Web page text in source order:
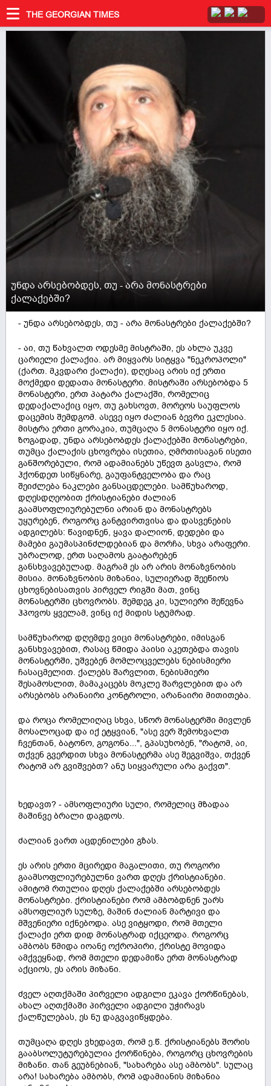
THE GEORGIAN TIMES
უნდა არსებობდეს, თუ - არა მონასტრები
ქალაქებში?
- უნდა არსებობდეს, თუ - არა მონასტრები ქალაქებში?
- აი, თუ წახვალთ ოდესმე მისტრაში, ეს ახლა უკვე
ცარიელი ქალაქია. არ მიყვარს სიტყვა "ნეკროპოლი"
(ქართ. მკვდარი ქალაქი), დღესაც არის იქ ერთი
მოქმედი დედათა მონასტერი. მისტრაში არსებობდა 5
მონასტერი, ერთ პატარა ქალაქში, რომელიც
დედაქალაქიც იყო, თუ გახსოვთ, მორეოს საუფლოს
დაცემის შემდგომ. ასევე იყო ძალიან ბევრი ეკლესია.
მისტრა ერთი გორაკია, თუმცაღა 5 მონასტერი იყო იქ.
ზოგადად, უნდა არსებობდეს ქალაქებში მონასტრები,
თუმცა ქალაქის ცხოვრება ისეთია, ღმრთისაგან ისეთი
განშორებული, რომ ადამიანებს უწევთ გასვლა, რომ
ჰქონდეთ სიწყნარე, გაუფანტველობა და რაც
შეიძლება ნაკლები განსაცდელები. სამწუხაროდ,
დღესდღეობით ქრისტიანები ძალიან
გაამსოფლიურებულნი არიან და მონასტრებს
უყურებენ, როგორც განტვირთვისა და დასვენების
ადგილებს: წავიდნენ, ყავა დალიონ, დედები და
მამები გაუმასპინძლდებიან და მორჩა, სხვა არაფერი.
უბრალოდ, ერთ საღამოს გაატარებენ
განსხვავებულად. მაგრამ ეს არ არის მონაზვნობის
მისია. მონაზვნობის მიზანია, სულიერად შეეწიოს
ცხოვნებისათვის პირველ რიგში მათ, ვინც
მონასტერში ცხოვრობს. შემდეგ კი, სულიერი შეწევნა
ჰპოვოს ყველამ, ვინც იქ მიდის სტუმრად.
სამწუხაროდ დღემდე ვიცი მონასტრები, იმისგან
განსხვავებით, რასაც წმიდა პაისი აკეთებდა თავის
მონასტერში, უშვებენ მომლოცველებს ნებისმიერი
ჩასაცმელით. ქალებს შარვლით, ნებისმიერი
შესამოსლით, მამაკაცებს მოკლე შარვლებით და არ
არსებობს არანაირი კონტროლი, არანაირი მითითება.
და როცა რომელიღაც სხვა, სწორ მონასტერში მივლენ
მოსალოცად და იქ ეტყვიან, "ასე ვერ შემოხვალთ
ჩვენთან, ბატონო, გოგონა...", გპასუხობენ, "რატომ, აი,
თქვენ გვერდით სხვა მონასტერმა ასე შეგვიშვა, თქვენ
რატომ არ გვიშვებთ? ანუ სიყვარული არა გაქვთ".
ხედავთ? - ამსოფლიური სული, რომელიც მზადაა
მაშინვე ბრალი დაგდოს.
ძალიან ვართ აცდენილები გზას.
ეს არის ერთი მცირედი მაგალითი, თუ როგორი
გაამსოფლიურებულნი ვართ დღეს ქრისტიანები.
ამიტომ რთულია დღეს ქალაქებში არსებობდეს
მონასტრები. ქრისტიანები რომ ამბობდნენ უარს
ამსოფლიურ სულზე, მაშინ ძალიან მარტივი და
მშვენიერი იქნებოდა. ასე ვიტყოდი, რომ მთელი
ქალაქი ერთ დიდ მონასტრად იქცეოდა. როგორც
ამბობს წმიდა იოანე ოქროპირი, ქრისტე მოვიდა
ამქვეყნად, რომ მთელი დედამიწა ერთ მონასტრად
აქციოს, ეს არის მიზანი.
ძველ აღთქმაში პირველი ადგილი ეკავა ქორწინებას,
ახალ აღთქმაში პირველი ადგილი უჭირავს
ქალწულებას, ეს ნუ დაგვავიწყდება.
თუმცაღა დღეს ვხედავთ, რომ ე.წ. ქრისტიანებს შორის
გააბსოლუტურებულია ქორწინება, როგორც ცხოვრების
მიზანი. თან გეუბნებიან, "სახარება ასე ამბობს". სულაც
არა! სახარება ამბობს, რომ ადამიანის მიზანია